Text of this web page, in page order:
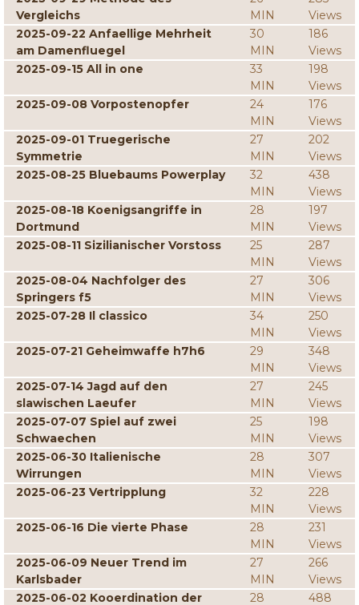
Vergleichs
MIN
Views
2025-09-22 Anfaellige Mehrheit
am Damenfluegel
30
MIN
186
Views
2025-09-15 All in one
33
MIN
198
Views
2025-09-08 Vorpostenopfer
24
MIN
176
Views
2025-09-01 Truegerische
Symmetrie
27
MIN
202
Views
2025-08-25 Bluebaums Powerplay
32
MIN
438
Views
2025-08-18 Koenigsangriffe in
Dortmund
28
MIN
197
Views
2025-08-11 Sizilianischer Vorstoss
25
MIN
287
Views
2025-08-04 Nachfolger des
Springers f5
27
MIN
306
Views
2025-07-28 Il classico
34
MIN
250
Views
2025-07-21 Geheimwaffe h7h6
29
MIN
348
Views
2025-07-14 Jagd auf den
slawischen Laeufer
27
MIN
245
Views
2025-07-07 Spiel auf zwei
Schwaechen
25
MIN
198
Views
2025-06-30 Italienische
Wirrungen
28
MIN
307
Views
2025-06-23 Vertripplung
32
MIN
228
Views
2025-06-16 Die vierte Phase
28
MIN
231
Views
2025-06-09 Neuer Trend im
Karlsbader
27
MIN
266
Views
2025-06-02 Kooerdination der
28
488